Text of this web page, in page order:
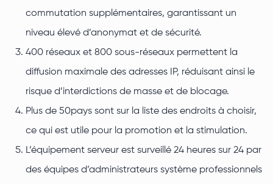
commutation supplémentaires, garantissant un
niveau élevé d’anonymat et de sécurité.
400 réseaux et 800 sous-réseaux permettent la
diffusion maximale des adresses IP, réduisant ainsi le
risque d’interdictions de masse et de blocage.
Plus de 50pays sont sur la liste des endroits à choisir,
ce qui est utile pour la promotion et la stimulation.
L’équipement serveur est surveillé 24 heures sur 24 par
des équipes d’administrateurs système professionnels